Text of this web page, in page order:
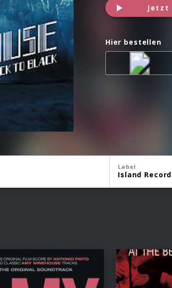
Jetzt
Hier bestellen
Label
Island